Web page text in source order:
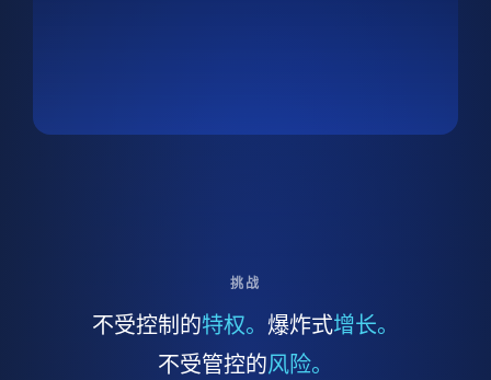
挑战
不受控制的特权。 爆炸式增长。
不受管控的风险。